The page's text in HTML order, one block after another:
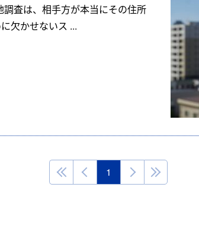
査は、相手方が本当にその住所
欠かせないス ...
1